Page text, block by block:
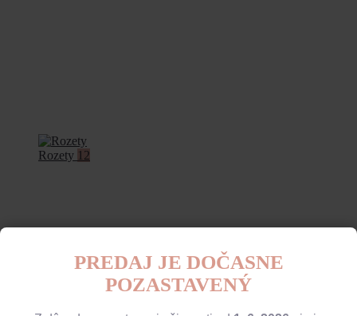
Rozety 12
PREDAJ JE DOČASNE
POZASTAVENÝ